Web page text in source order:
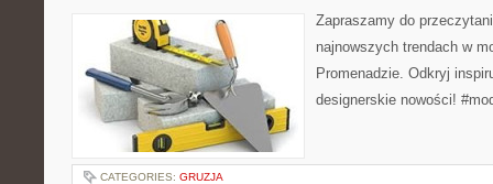
Zapraszamy do
najnowszych trendach w
Promenadzie. Odkryj
designerskie nowości!
CATEGORIES: GRUZJA